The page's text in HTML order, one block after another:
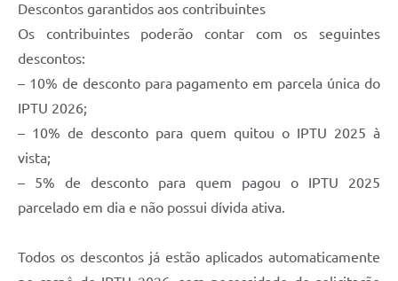
Descontos garantidos aos contribuintes
Os contribuintes poderão contar com os seguintes
descontos:
– 10% de desconto para pagamento em parcela única do
IPTU 2026;
– 10% de desconto para quem quitou o IPTU 2025 à
vista;
– 5% de desconto para quem pagou o IPTU 2025
parcelado em dia e não possui dívida ativa.
Todos os descontos já estão aplicados automaticamente